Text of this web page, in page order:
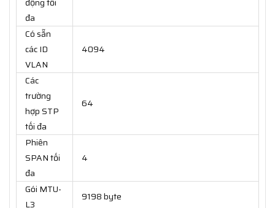
động tối
đa
Có sẵn
các ID
VLAN
4094
Các
trường
hợp STP
tối đa
64
Phiên
SPAN tối
đa
4
Gói MTU-
L3
9198 byte